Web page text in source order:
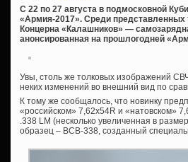
С 22 по 27 августа в подмосковной
«Армия-2017». Среди представленных
Концерна «Калашников» —
анонсированная на прошлогодней
Увы, столь же толковых изображений
неких изменений во внешний вид по
К тому же сообщалось, что новинку
«российском» 7,62х54R и «натовском»
.338 LM (несколько увеличенная в
образец – ВСВ-338, созданный